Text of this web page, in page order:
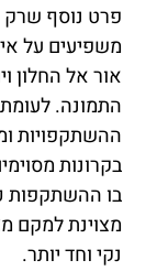
פרט נוסף שרק
משפיעים על
אור אל החלון
התמונה.
ההשתקפויות
בקרונות
בו ההשתקפות
מצוינת למקם
נקי וחד יותר.